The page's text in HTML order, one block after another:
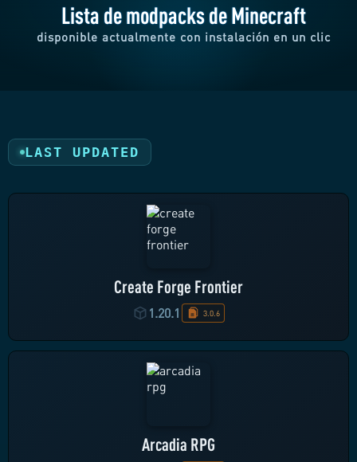
Lista de modpacks de Minecraft
disponible actualmente con instalación en un clic
LAST UPDATED
Create Forge Frontier
1.20.1 3.0.6
Arcadia RPG